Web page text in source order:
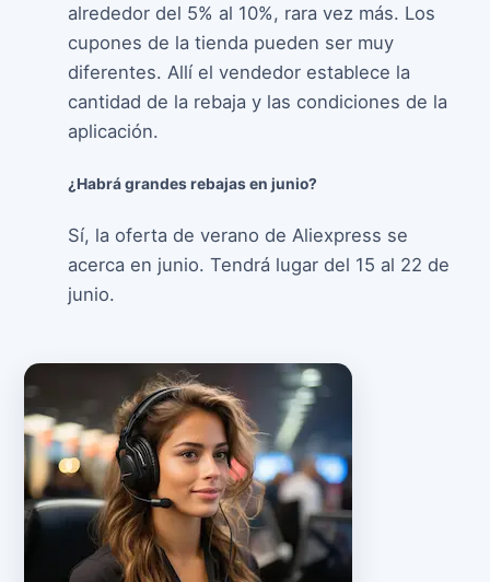
alrededor del 5% al 10%, rara vez más. Los
cupones de la tienda pueden ser muy
diferentes. Allí el vendedor establece la
cantidad de la rebaja y las condiciones de la
aplicación.
¿Habrá grandes rebajas en junio?
Sí, la oferta de verano de Aliexpress se
acerca en junio. Tendrá lugar del 15 al 22 de
junio.